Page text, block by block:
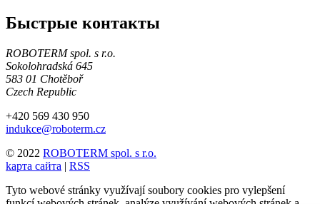
Быстрые контакты
ROBOTERM spol. s r.o.
Sokolohradská 645
583 01 Chotěboř
Czech Republic
+420 569 430 950
indukce@roboterm.cz
© 2022 ROBOTERM spol. s r.o.
kарта сайта | RSS
Tyto webové stránky využívají soubory cookies pro vylepšení